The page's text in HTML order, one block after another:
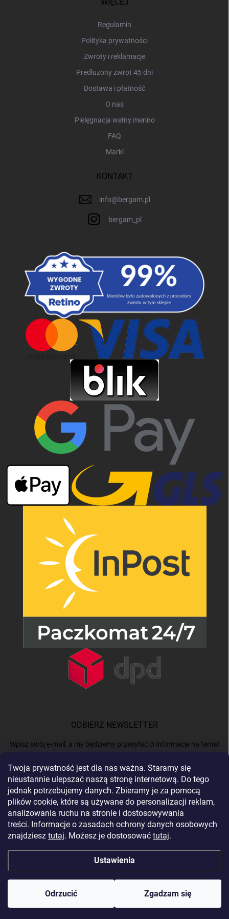
Twoja prywatność jest dla nas ważna. Staramy się
nieustannie ulepszać naszą stronę internetową. Do tego
jednak potrzebujemy danych. Zbieramy je za pomocą
plików cookie, które są używane do personalizacji reklam,
analizowania ruchu na stronie i dostosowywania
treści. Informacje o zasadach ochrony danych osobowych
znajdziesz tutaj. Możesz je dostosować tutaj.
Ustawienia
Odrzucić Zgadzam się
Regulamin
Polityka prywatności
Zwroty i reklamacje
Predluzony zwrot 45 dni
Dostawa i płatność
O nas
Pielęgnacja wełny merino
FAQ
Marki
KONTAKT
info@bergam.pl
bergam_pl
ODBIERZ NEWSLETTER
Wpisz swój e-mail, a my będziemy przesyłać ci informacje na temat
nowych produktów na naszym e-shop.
E-MAIL
Podając e-mail, akceptujeszpolitykę prywatności.
Zaloguj się
Opracował Shoptet
Copyright 2026BERGAM. Wszystkie prawa zastrzeżone.Edytuj ustawienia